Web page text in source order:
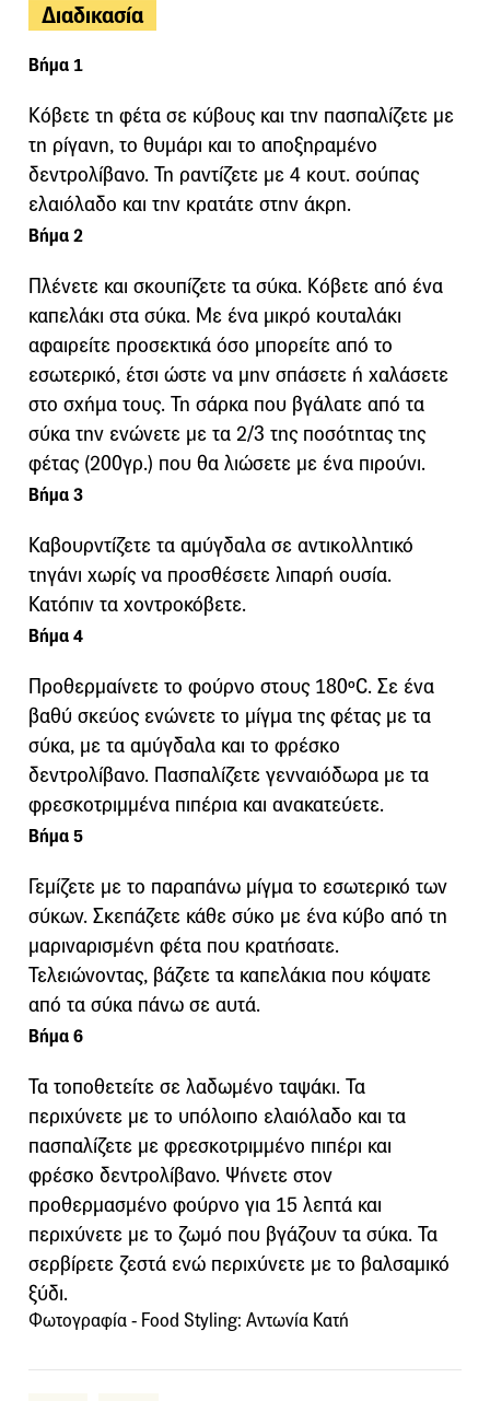
Διαδικασία
Βήμα 1
Κόβετε τη φέτα σε κύβους και την πασπαλίζετε με
τη ρίγανη, το θυμάρι και το αποξηραμένο
δεντρολίβανο. Τη ραντίζετε με 4 κουτ. σούπας
ελαιόλαδο και την κρατάτε στην άκρη.
Βήμα 2
Πλένετε και σκουπίζετε τα σύκα. Κόβετε από ένα
καπελάκι στα σύκα. Με ένα μικρό κουταλάκι
αφαιρείτε προσεκτικά όσο μπορείτε από το
εσωτερικό, έτσι ώστε να μην σπάσετε ή χαλάσετε
στο σχήμα τους. Τη σάρκα που βγάλατε από τα
σύκα την ενώνετε με τα 2/3 της ποσότητας της
φέτας (200γρ.) που θα λιώσετε με ένα πιρούνι.
Βήμα 3
Καβουρντίζετε τα αμύγδαλα σε αντικολλητικό
τηγάνι χωρίς να προσθέσετε λιπαρή ουσία.
Κατόπιν τα χοντροκόβετε.
Βήμα 4
Προθερμαίνετε το φούρνο στους 180ºC. Σε ένα
βαθύ σκεύος ενώνετε το μίγμα της φέτας με τα
σύκα, με τα αμύγδαλα και το φρέσκο
δεντρολίβανο. Πασπαλίζετε γενναιόδωρα με τα
φρεσκοτριμμένα πιπέρια και ανακατεύετε.
Βήμα 5
Γεμίζετε με το παραπάνω μίγμα το εσωτερικό των
σύκων. Σκεπάζετε κάθε σύκο με ένα κύβο από τη
μαριναρισμένη φέτα που κρατήσατε.
Τελειώνοντας, βάζετε τα καπελάκια που κόψατε
από τα σύκα πάνω σε αυτά.
Βήμα 6
Τα τοποθετείτε σε λαδωμένο ταψάκι. Τα
περιχύνετε με το υπόλοιπο ελαιόλαδο και τα
πασπαλίζετε με φρεσκοτριμμένο πιπέρι και
φρέσκο δεντρολίβανο. Ψήνετε στον
προθερμασμένο φούρνο για 15 λεπτά και
περιχύνετε με το ζωμό που βγάζουν τα σύκα. Τα
σερβίρετε ζεστά ενώ περιχύνετε με το βαλσαμικό
ξύδι.
Φωτογραφία - Food Styling: Αντωνία Κατή